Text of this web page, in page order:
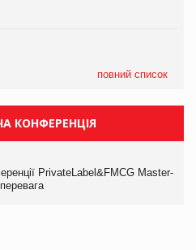
повний список
КОНФЕРЕНЦІЯ
PrivateLabel&FMCG Master-